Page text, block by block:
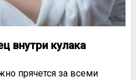
внутри кулака
прячется за всеми